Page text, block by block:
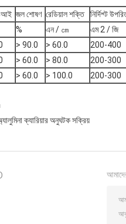
জল শোষণ রেডিয়াল শক্তি নির্দিশ্ট
% এন / ㎝ এম 2 / জি
> 90.0 > 60.0 200-400
> 60.0 > 80.0 200-300
> 60.0 > 100.0 200-300
ক্যারিয়ার অনুঘটক সক্রিয়